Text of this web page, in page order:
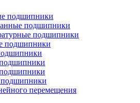
подшипники
подшипники
подшипники
подшипники
перемещения